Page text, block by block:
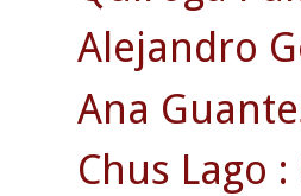
Alejandro
Ana
Chus Lago